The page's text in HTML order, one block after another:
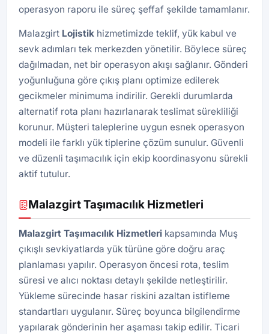
operasyon raporu ile süreç şeffaf şekilde tamamlanır.
Malazgirt Lojistik hizmetimizde teklif, yük kabul ve
sevk adımları tek merkezden yönetilir. Böylece süreç
dağılmadan, net bir operasyon akışı sağlanır. Gönderi
yoğunluğuna göre çıkış planı optimize edilerek
gecikmeler minimuma indirilir. Gerekli durumlarda
alternatif rota planı hazırlanarak teslimat sürekliliği
korunur. Müşteri taleplerine uygun esnek operasyon
modeli ile farklı yük tiplerine çözüm sunulur. Güvenli
ve düzenli taşımacılık için ekip koordinasyonu sürekli
aktif tutulur.
Malazgirt Taşımacılık Hizmetleri
Malazgirt Taşımacılık Hizmetleri kapsamında Muş
çıkışlı sevkiyatlarda yük türüne göre doğru araç
planlaması yapılır. Operasyon öncesi rota, teslim
süresi ve alıcı noktası detaylı şekilde netleştirilir.
Yükleme sürecinde hasar riskini azaltan istifleme
standartları uygulanır. Süreç boyunca bilgilendirme
yapılarak gönderinin her aşaması takip edilir. Ticari